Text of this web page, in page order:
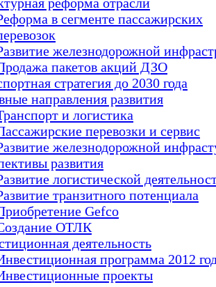
в сегменте пассажирских
железнодорожной
пакетов акций ДЗО
стратегия до 2030 года
направления развития
и логистика
перевозки и сервис
железнодорожной
развития
логистической
транзитного потенциала
Gefco
ОТЛК
деятельность
программа 2012
проекты